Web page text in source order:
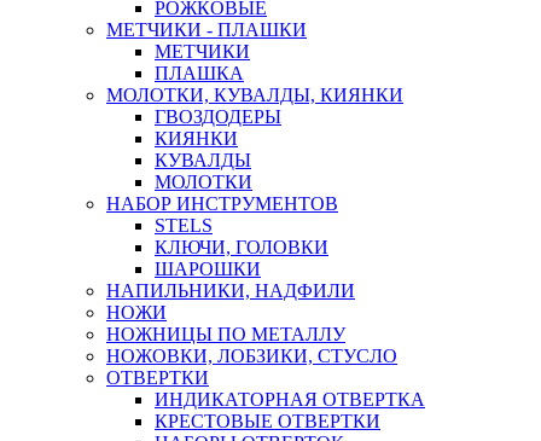
РОЖКОВЫЕ
МЕТЧИКИ - ПЛАШКИ
МЕТЧИКИ
ПЛАШКА
МОЛОТКИ, КУВАЛДЫ, КИЯНКИ
ГВОЗДОДЕРЫ
КИЯНКИ
КУВАЛДЫ
МОЛОТКИ
НАБОР ИНСТРУМЕНТОВ
STELS
КЛЮЧИ, ГОЛОВКИ
ШАРОШКИ
НАПИЛЬНИКИ, НАДФИЛИ
НОЖИ
НОЖНИЦЫ ПО МЕТАЛЛУ
НОЖОВКИ, ЛОБЗИКИ, СТУСЛО
ОТВЕРТКИ
ИНДИКАТОРНАЯ ОТВЕРТКА
КРЕСТОВЫЕ ОТВЕРТКИ